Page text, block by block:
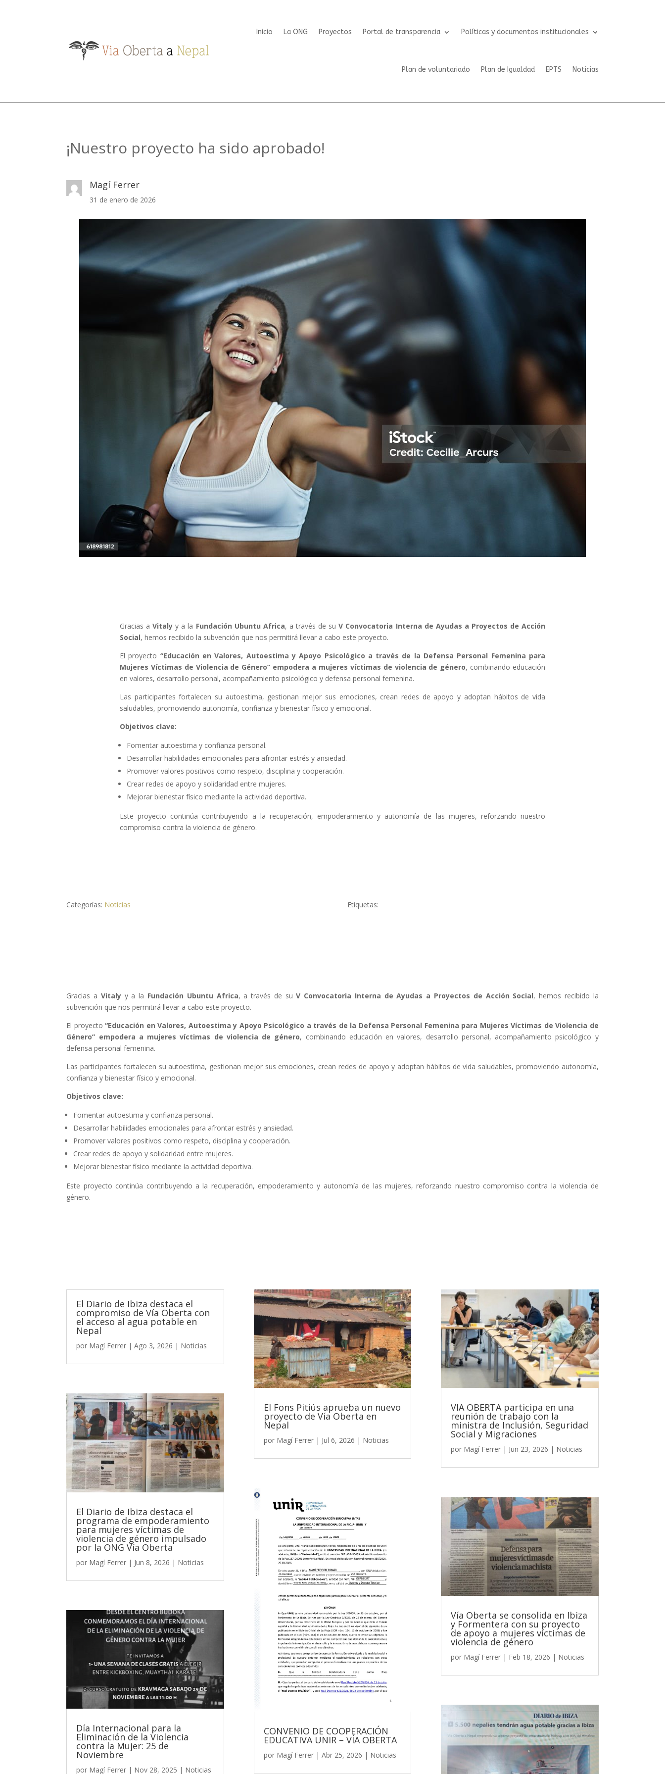
Inicio La ONG Proyectos Portal de transparencia Políticas y documentos institucionales
Plan de voluntariado Plan de Igualdad EPTS Noticias
¡Nuestro proyecto ha sido aprobado!
Magí Ferrer
31 de enero de 2026
Gracias aVitaly y a la Fundación Ubuntu Africa, a través de suV Convocatoria Interna de Ayudas a Proyectos de Acción
Social, hemos recibido la subvención que nos permitirá llevar a cabo este proyecto.
El proyecto “Educación en Valores, Autoestima y Apoyo Psicológico a través de la Defensa Personal Femenina para
Mujeres Víctimas de Violencia de Género” empodera a mujeres víctimas de violencia de género, combinando educación
en valores, desarrollo personal, acompañamiento psicológico y defensa personal femenina.
Las participantes fortalecen su autoestima, gestionan mejor sus emociones, crean redes de apoyo y adoptan hábitos de vida
saludables, promoviendo autonomía, confianza y bienestar físico y emocional.
Objetivos clave:
Fomentar autoestima y confianza personal.
Desarrollar habilidades emocionales para afrontar estrés y ansiedad.
Promover valores positivos como respeto, disciplina y cooperación.
Crear redes de apoyo y solidaridad entre mujeres.
Mejorar bienestar físico mediante la actividad deportiva.
Este proyecto continúa contribuyendo a la recuperación, empoderamiento y autonomía de las mujeres, reforzando nuestro
compromiso contra la violencia de género.
Categorías: Noticias Etiquetas:
Gracias a Vitalyy a la Fundación Ubuntu Africa, a través de suV Convocatoria Interna de Ayudas a Proyectos de Acción Social, hemos recibido la
subvención que nos permitirá llevar a cabo este proyecto.
El proyecto“Educación en Valores, Autoestima y Apoyo Psicológico a través de la Defensa Personal Femenina para Mujeres Víctimas de Violencia de
Género” empodera a mujeres víctimas de violencia de género, combinando educación en valores, desarrollo personal, acompañamiento psicológico y
defensa personal femenina.
Las participantes fortalecen su autoestima, gestionan mejor sus emociones, crean redes de apoyo y adoptan hábitos de vida saludables, promoviendo autonomía,
confianza y bienestar físico y emocional.
Objetivos clave:
Fomentar autoestima y confianza personal.
Desarrollar habilidades emocionales para afrontar estrés y ansiedad.
Promover valores positivos como respeto, disciplina y cooperación.
Crear redes de apoyo y solidaridad entre mujeres.
Mejorar bienestar físico mediante la actividad deportiva.
Este proyecto continúa contribuyendo a la recuperación, empoderamiento y autonomía de las mujeres, reforzando nuestro compromiso contra la violencia de
género.
El Diario de Ibiza destaca el
compromiso de Vía Oberta con
el acceso al agua potable en
Nepal
por Magí Ferrer |Ago 3, 2026 | Noticias
El Diario de Ibiza destaca el
programa de empoderamiento
para mujeres víctimas de
violencia de género impulsado
por la ONG Vía Oberta
por Magí Ferrer | Jun 8, 2026 | Noticias
Día Internacional para la
Eliminación de la Violencia
contra la Mujer: 25 de
Noviembre
por Magí Ferrer | Nov 28, 2025 | Noticias
El Fons Pitiús aprueba un nuevo
proyecto de Vía Oberta en
Nepal
por Magí Ferrer| Jul 6, 2026 | Noticias
CONVENIO DE COOPERACIÓN
EDUCATIVA UNIR – VÍA OBERTA
por Magí Ferrer| Abr 25, 2026 | Noticias
VIA OBERTA participa en una
reunión de trabajo con la
ministra de Inclusión, Seguridad
Social y Migraciones
por Magí Ferrer| Jun 23, 2026 | Noticias
Vía Oberta se consolida en Ibiza
y Formentera con su proyecto
de apoyo a mujeres víctimas de
violencia de género
por Magí Ferrer| Feb 18, 2026 | Noticias